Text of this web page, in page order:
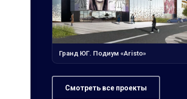
Гранд ЮГ. Подиум «Aristo»
Смотреть все проекты